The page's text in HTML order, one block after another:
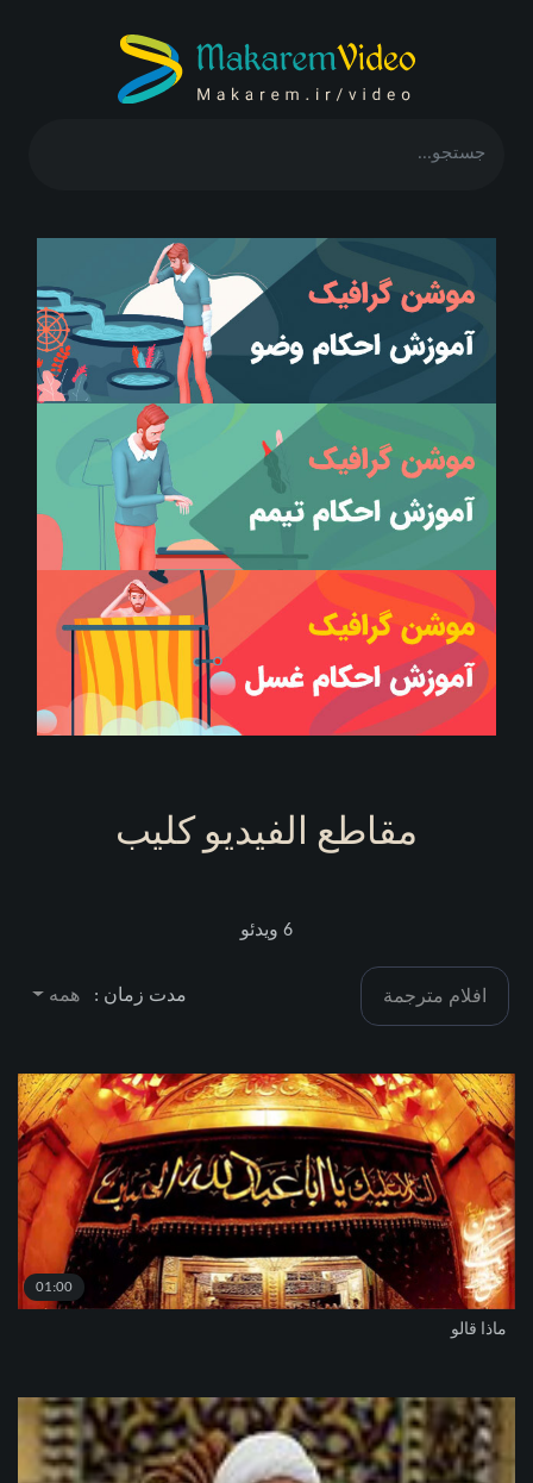
مقاطع الفيديو كليب
6 ویدئو
افلام مترجمة مدت زمان : همه
01:00
ماذا قالو